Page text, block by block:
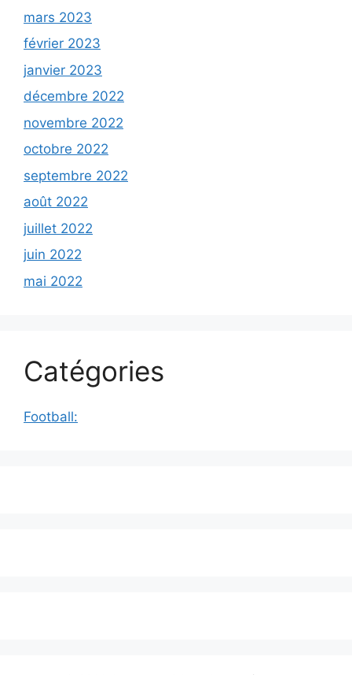
mars 2023
février 2023
janvier 2023
décembre 2022
novembre 2022
octobre 2022
septembre 2022
août 2022
juillet 2022
juin 2022
mai 2022
Catégories
Football: